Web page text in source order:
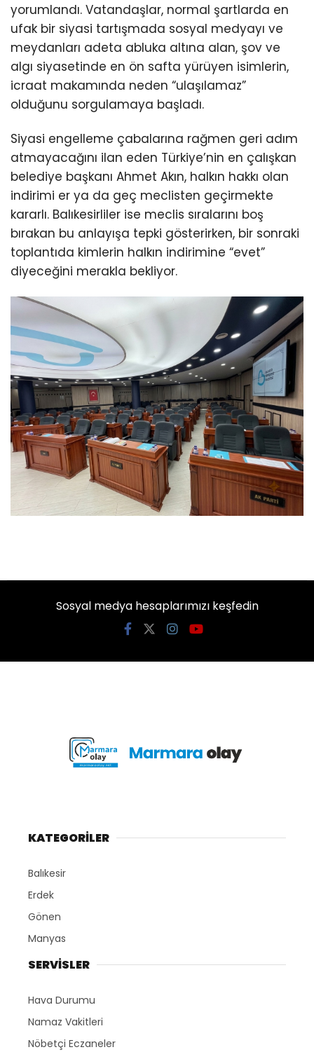
yorumlandı. Vatandaşlar, normal şartlarda en
ufak bir siyasi tartışmada sosyal medyayı ve
meydanları adeta abluka altına alan, şov ve
algı siyasetinde en ön safta yürüyen isimlerin,
icraat makamında neden “ulaşılamaz”
olduğunu sorgulamaya başladı.
Siyasi engelleme çabalarına rağmen geri adım
atmayacağını ilan eden Türkiye’nin en çalışkan
belediye başkanı Ahmet Akın, halkın hakkı olan
indirimi er ya da geç meclisten geçirmekte
kararlı. Balıkesirliler ise meclis sıralarını boş
bırakan bu anlayışa tepki gösterirken, bir sonraki
toplantıda kimlerin halkın indirimine “evet”
diyeceğini merakla bekliyor.
Sosyal medya hesaplarımızı keşfedin
KATEGORİLER
Balıkesir
Erdek
Gönen
Manyas
SERVİSLER
Hava Durumu
Namaz Vakitleri
Nöbetçi Eczaneler